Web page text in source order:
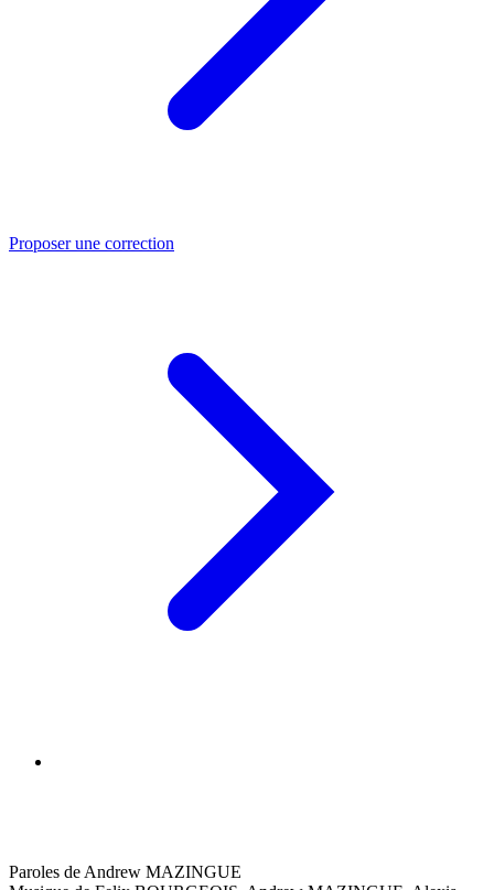
Proposer une correction
Paroles de Andrew MAZINGUE